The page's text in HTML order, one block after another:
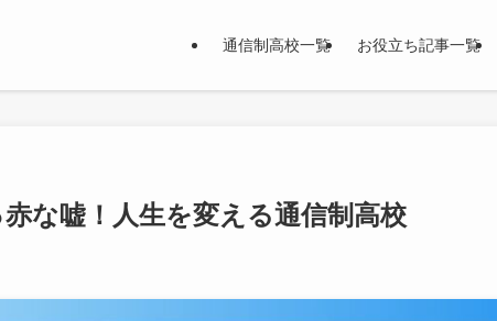
通信制高校一覧 お役立ち記事一覧
な嘘！人生を変える通信制高校